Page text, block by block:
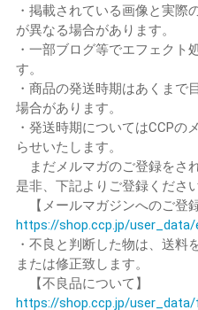
・掲載されている画像と実際
が異なる場合があります。
・一部ブログ等でエフェクト
す。
・商品の発送時期はあくまで
場合があります。
・発送時期についてはCCPの
らせいたします。
まだメルマガのご登録をさ
是非、下記よりご登録ください
【メールマガジンへのご登録
https://shop.ccp.jp/user_data/
・不良と判断した物は、送料
または修正致します。
【不良品について】
https://shop.ccp.jp/